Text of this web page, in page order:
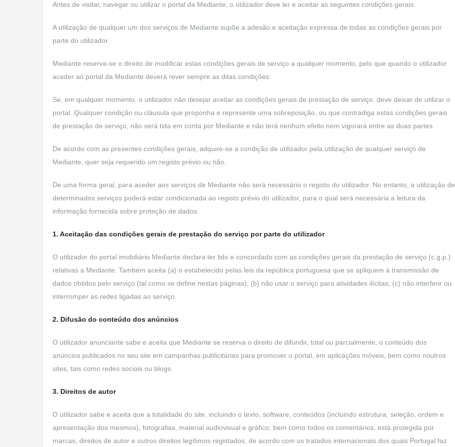
Antes de visitar, navegar ou utilizar o portal da Mediante, o utilizador deve ler e aceitar as seguintes condições gerais:
A utilização de qualquer um dos serviços de Mediante supõe a adesão e aceitação expressa de todas as condições gerais por
parte do utilizador.
Mediante reserva-se o direito de modificar estas condições gerais de serviço a qualquer momento, pelo que quando o utilizador
aceder ao portal da Mediante deverá rever sempre as ditas condições.
Se, em qualquer momento, o utilizador não desejar aceitar as condições gerais de prestação de serviço, deve deixar de utilizar o
portal. Qualquer condição ou cláusula que proponha e represente uma sobreposição, ou que contradiga estas condições gerais
de prestação de serviço, não será tida em conta por Mediante e não terá nenhum efeito nem vigorará entre as duas partes.
De acordo com as presentes condições gerais, adquire-se a condição de utilizador pela utilização de qualquer serviço de
Mediante, quer seja requerido um registo prévio ou não.
De uma forma geral, para aceder aos serviços de Mediante não será necessário o registo do utilizador. No entanto, a utilização de
determinados serviços poderá estar condicionada ao registo prévio do utilizador, para o qual será necessária a leitura da
informação fornecida sobre proteção de dados.
1. Aceitação das condições gerais de prestação do serviço por parte do utilizador
O utilizador do portal imobiliário Mediante declara ter lido e concordado com as condições gerais da prestação de serviço (c.g.p.)
relativas a Mediante. Também aceita (a) o estabelecido pelas leis da república portuguesa que se apliquem à transmissão de
dados obtidos pelo serviço (tal como se define nestas páginas); (b) não usar o serviço para atividades ilícitas; (c) não interferir ou
interromper as redes ligadas ao serviço.
2. Difusão do conteúdo dos anúncios
O utilizador anunciante sabe e aceita que Mediante se reserva o direito de difundir, total ou parcialmente, o conteúdo dos
anúncios publicados no seu site em campanhas publicitárias para promover o portal, em aplicações móveis, bem como noutros
sites, tais como redes sociais ou blogs.
3. Direitos de autor
O utilizador sabe e aceita que a totalidade do site, incluindo o texto, software, conteúdos (incluindo estrutura, seleção, ordem e
apresentação dos mesmos), fotografias, material audiovisual e gráfico, bem como todos os comentários, está protegida por
marcas, direitos de autor e outros direitos legítimos registados, de acordo com os tratados internacionais dos quais Portugal faz